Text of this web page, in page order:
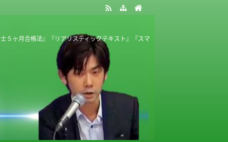
５ヶ月合格法』『リアリスティックテキスト』『スマ